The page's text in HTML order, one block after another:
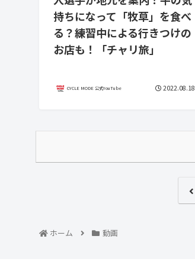
持ちになって「牧草」を食べ
る？練習中による行きつけの
お店も！「チャリ旅」
2022.08.18
CYCLE MODE 公式YouTube
ホーム 動画